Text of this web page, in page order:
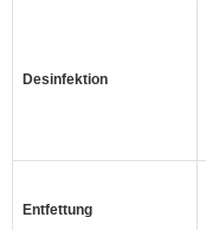
Desinfektion
Entfettung